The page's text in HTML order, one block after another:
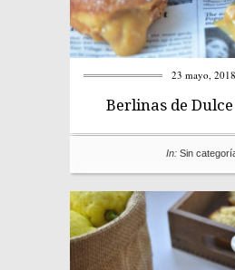
23 mayo, 2018
Berlinas de
In: Sin